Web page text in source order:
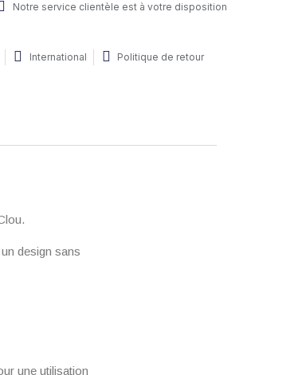
Notre service clientèle est à votre disposition
International Politique de retour
design sans
une utilisation